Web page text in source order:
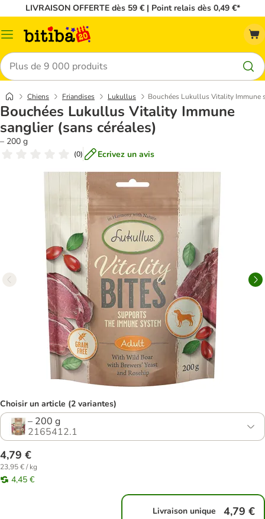
LIVRAISON OFFERTE dès 59 € | Point relais dès 0,49 €*
Menu
Rechercher
Chiens Friandises Lukullus Bouchées Lukullus Vitality Immune
Bouchées Lukullus Vitality Immune
sanglier (sans céréales)
– 200 g
(0) Ecrivez un avis
Choisir un article (2 variantes)
– 200 g
2165412.1
4,79 €
23,95 € / kg
4,45 €
Livraison unique 4,79 €